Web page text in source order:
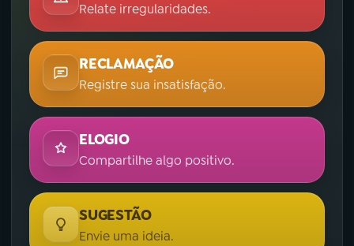
Relate irregularidades.
RECLAMAÇÃO
Registre sua insatisfação.
ELOGIO
Compartilhe algo positivo.
SUGESTÃO
Envie uma ideia.